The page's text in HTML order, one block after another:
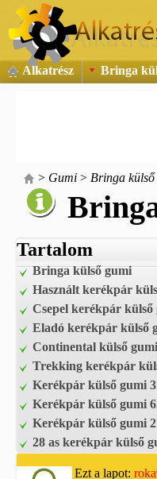
Alkatrész
Bringa
> Gumi > Bringa
Tartalom
Bringa külső gumi
Használt kerékpár
Csepel kerékpár külső
Eladó kerékpár külső
Continental külső
Trekking kerékpár
Kerékpár külső gumi
Kerékpár külső gumi
Kerékpár külső gumi
28 as kerékpár külső
Ezt a lapot: